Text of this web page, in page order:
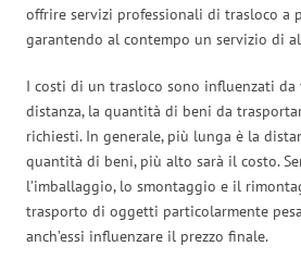
offrire servizi professionali di trasloco a
garantendo al contempo un servizio di
I costi di un trasloco sono influenzati
distanza, la quantità di beni da
richiesti. In generale, più lunga è la
quantità di beni, più alto sarà il costo.
l’imballaggio, lo smontaggio e il
trasporto di oggetti particolarmente
anch’essi influenzare il prezzo finale.